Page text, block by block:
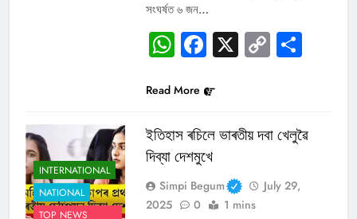
সংঘৰ্ষত ৬ জন…
WhatsApp
Facebook
X Copy
Read More
INTERNATIONAL
NATIONAL
TOP NEWS
ইতিহাস ৰচিলে ভাৰতীয় দবা খেলুৱৈ
দিব্যা দেশমুখে
Simpi Begum
July 29,
2025
0 1 mins